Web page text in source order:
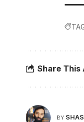
Share This
BY